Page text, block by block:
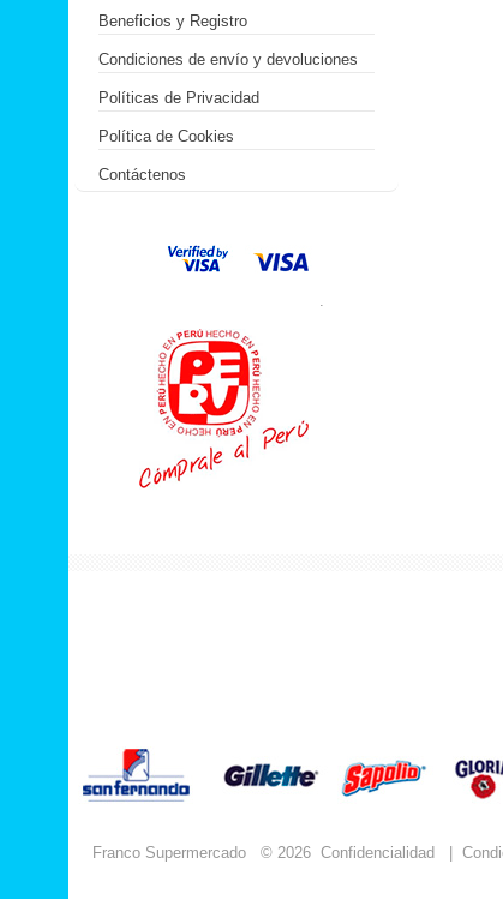
Beneficios y Registro
Condiciones de envío y devoluciones
Políticas de Privacidad
Política de Cookies
Contáctenos
.
Franco Supermercado © 2026 Confidencialidad